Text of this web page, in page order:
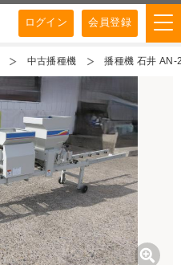
ログイン 会員登録
中古播種機 播種機 石井